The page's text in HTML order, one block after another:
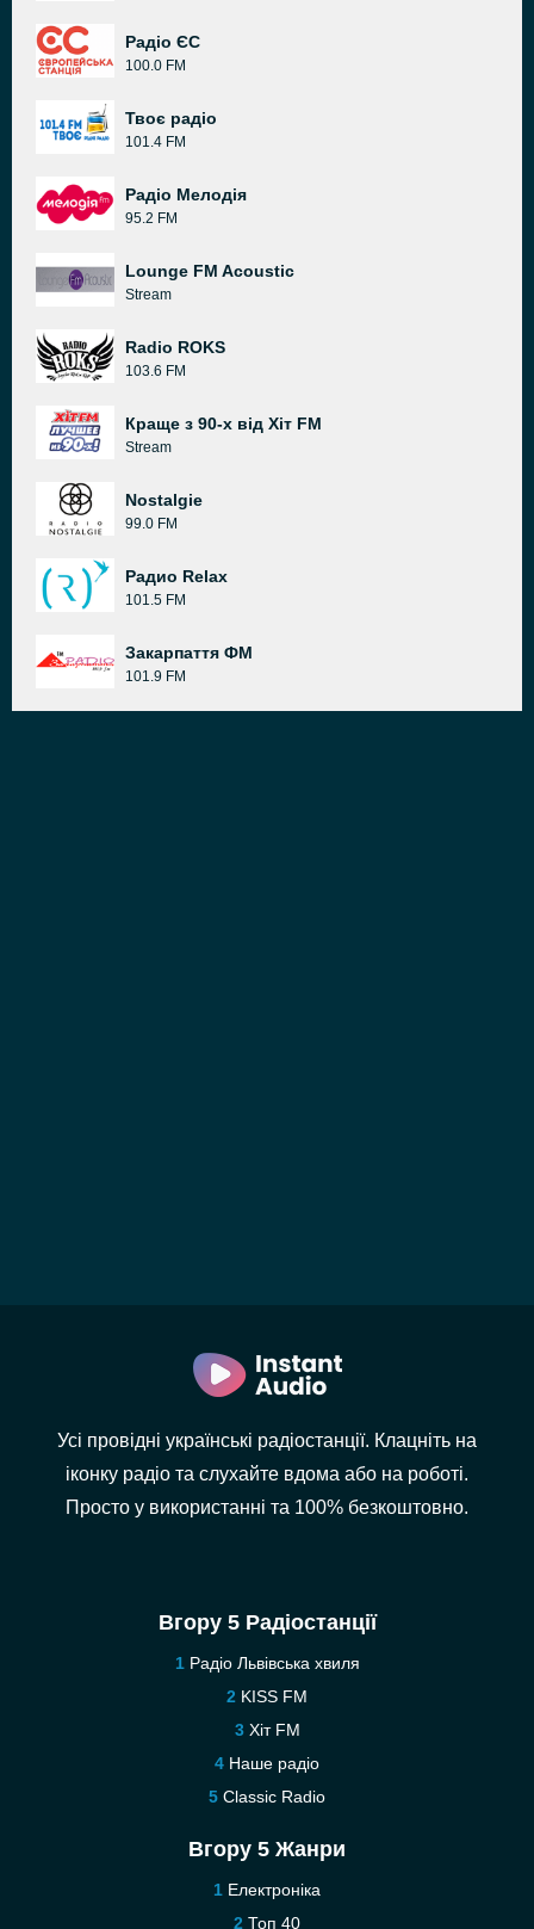
Радіо ЄС
100.0 FM
Твоє радіо
101.4 FM
Радіо Мелодія
95.2 FM
Lounge FM Acoustic
Stream
Radio ROKS
103.6 FM
Краще з 90-х від Хіт FM
Stream
Nostalgie
99.0 FM
Радио Relax
101.5 FM
Закарпаття ФМ
101.9 FM
Усі провідні українські радіостанції. Клацніть на
іконку радіо та слухайте вдома або на роботі.
Просто у використанні та 100% безкоштовно.
Вгору 5 Радіостанції
Радіо Львівська хвиля
KISS FM
Хіт FM
Наше радіо
Classic Radio
Вгору 5 Жанри
Електроніка
Топ 40